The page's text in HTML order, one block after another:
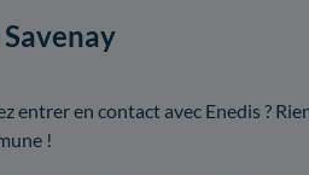
Savenay
entrer en contact avec Enedis ?
!